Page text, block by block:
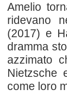
Amelio
ridevano
(2017) e
dramma
azzimato
Nietzsche
come loro